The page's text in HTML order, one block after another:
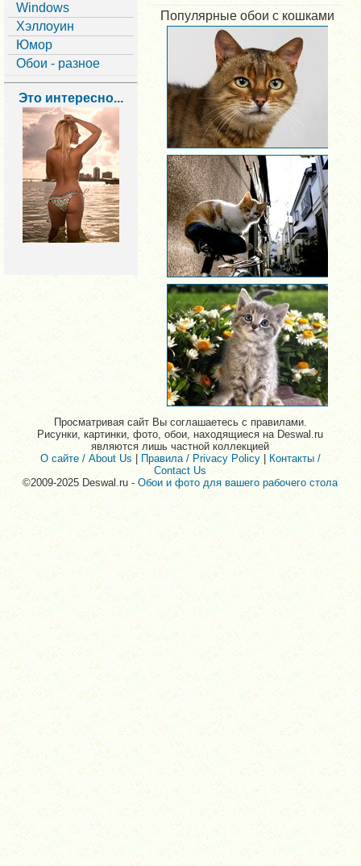
Windows
Хэллоуин
Юмор
Обои - разное
Это интересно...
Популярные обои с кошками
Просматривая сайт Вы соглашаетесь с правилами.
Рисунки, картинки, фото, обои, находящиеся на Deswal.ru
являются лишь частной коллекцией
О сайте / About Us
Правила / Privacy Policy| Контакты /
Contact Us
©2009-2025 Deswal.ru -Обои и фото для вашего рабочего стола